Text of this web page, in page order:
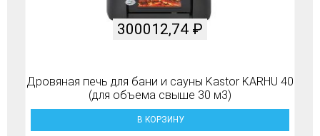
Дровяная печь для бани и сауны Kastor KARHU 40
(для объема свыше 30 м3)
300012,74 ₽
В КОРЗИНУ